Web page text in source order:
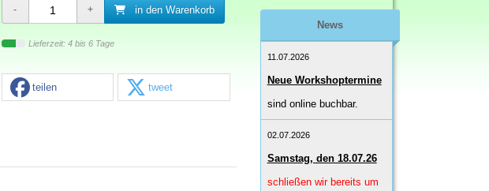
in den Warenkorb
Lieferzeit: 4 bis 6 Tage
teilen tweet
News
11.07.2026
Neue Workshoptermine
sind online buchbar.
02.07.2026
Samstag, den 18.07.26
schließen wir bereits um